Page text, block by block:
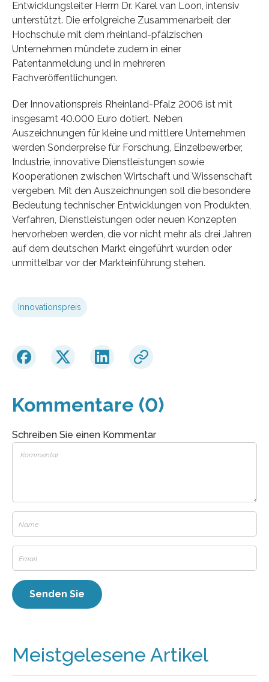
Entwicklungsleiter Herrn Dr. Karel van Loon, intensiv
unterstützt. Die erfolgreiche Zusammenarbeit der
Hochschule mit dem rheinland-pfälzischen
Unternehmen mündete zudem in einer
Patentanmeldung und in mehreren
Fachveröffentlichungen.
Der Innovationspreis Rheinland-Pfalz 2006 ist mit
insgesamt 40.000 Euro dotiert. Neben
Auszeichnungen für kleine und mittlere Unternehmen
werden Sonderpreise für Forschung, Einzelbewerber,
Industrie, innovative Dienstleistungen sowie
Kooperationen zwischen Wirtschaft und Wissenschaft
vergeben. Mit den Auszeichnungen soll die besondere
Bedeutung technischer Entwicklungen von Produkten,
Verfahren, Dienstleistungen oder neuen Konzepten
hervorheben werden, die vor nicht mehr als drei Jahren
auf dem deutschen Markt eingeführt wurden oder
unmittelbar vor der Markteinführung stehen.
Innovationspreis
Kommentare (0)
Schreiben Sie einen Kommentar
Meistgelesene Artikel